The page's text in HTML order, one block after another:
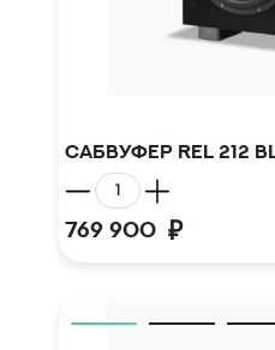
Сабвуфер REL 212
769 900 ₽